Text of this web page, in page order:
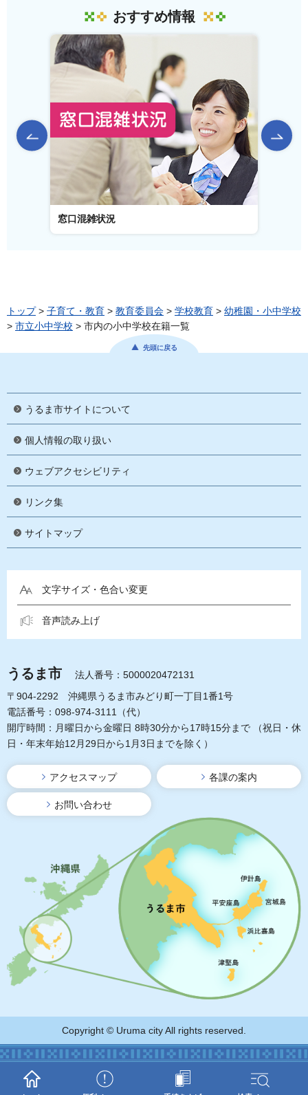
おすすめ情報
前のスライドを表示
窓口混雑状況
トップ> 子育て・教育 > 教育委員会 > 学校教育 > 幼稚園・小中学校
> 市立小中学校 > 市内の小中学校在籍一覧
先頭に戻る
うるま市サイトについて
個人情報の取り扱い
ウェブアクセシビリティ
リンク集
サイトマップ
文字サイズ・色合い変更
音声読み上げ
うるま市
法人番号：5000020472131
〒904-2292 沖縄県うるま市みどり町一丁目1番1号
電話番号：098-974-3111（代）
開庁時間：月曜日から金曜日 8時30分から17時15分まで
（祝日・休
日・年末年始12月29日から1月3日までを除く）
アクセスマップ 各課の案内
お問い合わせ
Copyright © Uruma city All rights reserved.